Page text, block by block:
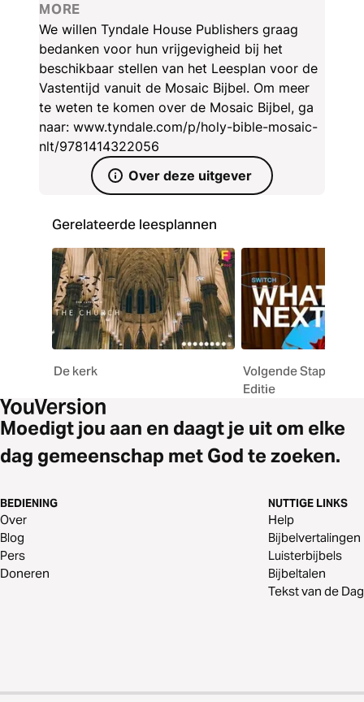
inhoudt. Of misschien houdt je je leven lang al
rekening met de vastentijd en het kerkelijk jaar. Hoe
dan ook, je zult de Bijbellezingen en de
commentaren en inzichten van christenen over de
hele wereld en door de geschiedenis heen
waarderen. Doe met ons mee en met de kerk over
de hele wereld bij het richten op Jezus tijdens de
weken, die leiden naar Pasen.
MORE
We willen Tyndale House Publishers graag
bedanken voor hun vrijgevigheid bij het
beschikbaar stellen van het Leesplan voor de
Vastentijd vanuit de Mosaic Bijbel. Om meer
te weten te komen over de Mosaic Bijbel, ga
naar: www.tyndale.com/p/holy-bible-mosaic-
nlt/9781414322056
Over deze uitgever
Gerelateerde leesplannen
De kerk
Volgende Stap:
Editie
Moedigt jou aan en daagt je uit om elke
dag gemeenschap met God te zoeken.
BEDIENING
Over
Blog
Pers
Doneren
NUTTIGE LINKS
Help
Bijbelvertalingen
Luisterbijbels
Bijbeltalen
Tekst van de Dag